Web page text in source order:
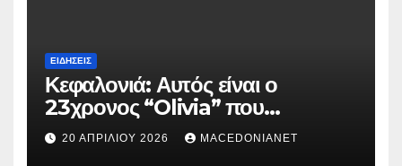
ΕΙΔΉΣΕΙΣ
Κεφαλονιά: Αυτός είναι ο
23χρονος “Olivia” που
κατηγορείται για τον θάνατο της
Μυρτούς
20 ΑΠΡΙΛΊΟΥ 2026 MACEDONIANET